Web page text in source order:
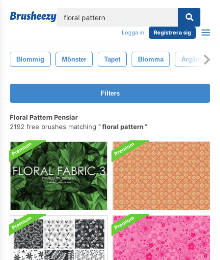
Logga in Registrera sig
Blommig Mönster Tapet Blomma Årgång
Filters
Floral Pattern Penslar
2192 free brushes matching
floral pattern